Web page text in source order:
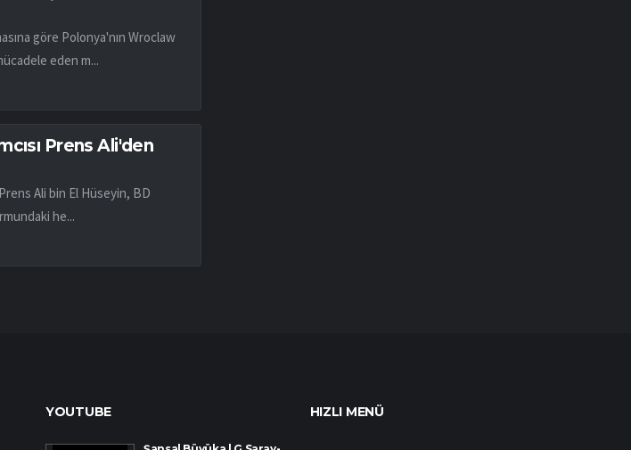
göre Polonya'nın Wroclaw
eden m...
Prens Ali'den
Ali bin El Hüseyin, BD
he...
YOUTUBE HIZLI MENÜ